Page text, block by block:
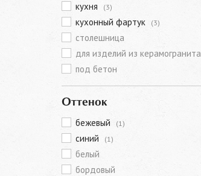
кухня (3)
кухонный фартук (3)
столешница
для изделий из керамогранита
под бетон
Оттенок
бежевый (1)
синий (1)
белый
бордовый